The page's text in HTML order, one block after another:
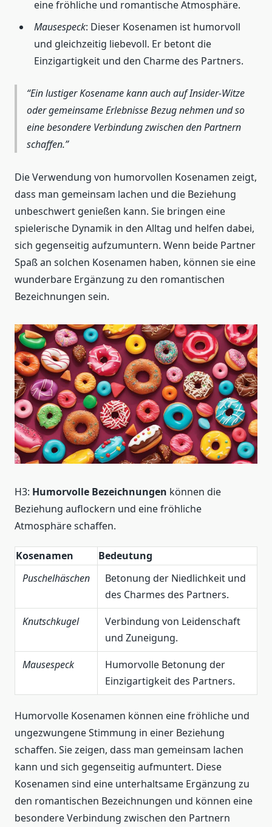
eine fröhliche und romantische Atmosphäre.
Mausespeck: Dieser Kosenamen ist humorvoll
und gleichzeitig liebevoll. Er betont die
Einzigartigkeit und den Charme des Partners.
Ein lustiger Kosename kann auch auf Insider-Witze
oder gemeinsame Erlebnisse Bezug nehmen und so
eine besondere Verbindung zwischen den Partnern
schaffen.
Die Verwendung von humorvollen Kosenamen zeigt,
dass man gemeinsam lachen und die Beziehung
unbeschwert genießen kann. Sie bringen eine
spielerische Dynamik in den Alltag und helfen dabei,
sich gegenseitig aufzumuntern. Wenn beide Partner
Spaß an solchen Kosenamen haben, können sie eine
wunderbare Ergänzung zu den romantischen
Bezeichnungen sein.
H3: Humorvolle Bezeichnungen können die
Beziehung auflockern und eine fröhliche
Atmosphäre schaffen.
Kosenamen
Bedeutung
Puschelhäschen
Betonung der Niedlichkeit und
des Charmes des Partners.
Knutschkugel
Verbindung von Leidenschaft
und Zuneigung.
Mausespeck
Humorvolle Betonung der
Einzigartigkeit des Partners.
Humorvolle Kosenamen können eine fröhliche und
ungezwungene Stimmung in einer Beziehung
schaffen. Sie zeigen, dass man gemeinsam lachen
kann und sich gegenseitig aufmuntert. Diese
Kosenamen sind eine unterhaltsame Ergänzung zu
den romantischen Bezeichnungen und können eine
besondere Verbindung zwischen den Partnern